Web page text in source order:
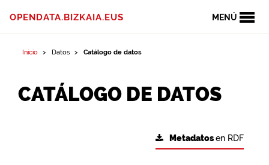
MENÚ
OPENDATA.BIZKAIA.EUS
Inicio Datos Catálogo de datos
CATÁLOGO DE DATOS
Metadatosen RDF